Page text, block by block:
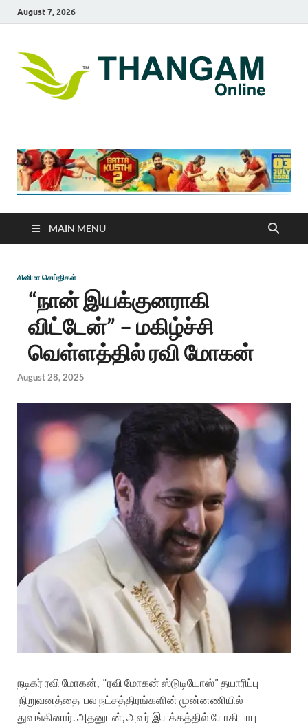
August 7, 2026
MAIN MENU
சினிமா செய்திகள்
“நான் இயக்குனராகி
விட்டேன்” – மகிழ்ச்சி
வெள்ளத்தில் ரவி மோகன்
August 28, 2025
நடிகர் ரவி மோகன், “ரவி மோகன் ஸ்டுடியோஸ்” தயாரிப்பு
நிறுவனத்தை பல நட்சத்திரங்களின் முன்னணியில்
துவங்கினார். அதனுடன், அவர் இயக்கத்தில் யோகி பாபு